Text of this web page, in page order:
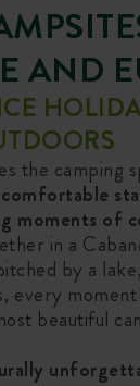
AND
the camping
moments of
in a
by a
every
beautiful